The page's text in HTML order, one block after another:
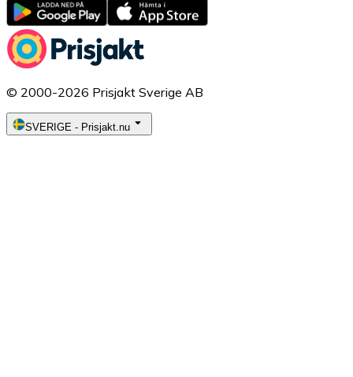
© 2000-2026 Prisjakt Sverige AB
SVERIGE - Prisjakt.nu